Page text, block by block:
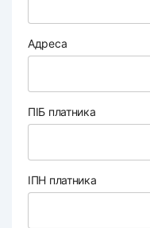
Адреса
ПІБ платника
ІПН платника